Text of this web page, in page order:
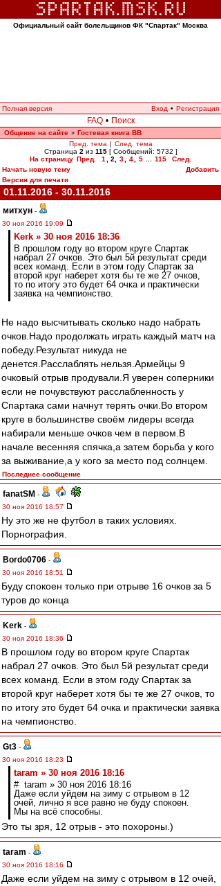
Официальный сайт болельщиков ФК "Спартак" Москва
Полная версия Вход • Регистрация
FAQ • Поиск
Общение на сайте » Гостевая книга ВВ
Пред. тема | След. тема
Страница 2 из 115[ Сообщений: 5732 ]
На страницу Пред. 1 2 3 4 5 115
След.
Начать новую тему
Добавить
Версия для печати
01.11.2016 - 30.11.2016
митхун -
30 ноя 2016 19:09
Kerk » 30 ноя 2016 18:36
В прошлом году во втором круге Спартак
набрал 27 очков. Это был 5й результат среди
всех команд. Если в этом году Спартак за
второй круг наберет хотя бы те же 27 очков,
то по итогу это будет 64 очка и практически
заявка на чемпионство.
Не надо высчитывать сколько надо набрать
очков.Надо продолжать играть каждый матч на
победу.Результат никуда не
денется.Расслаблять нельзя.Армейцы 9
очковый отрыв продували.Я уверен соперники
если не почувствуют расслабленность у
Спартака сами начнут терять очки.Во втором
круге в большинстве своём лидеры всегда
набирали меньше очков чем в первом.В
начале весенняя спячка,а затем борьба у кого
за выживание,а у кого за место под солнцем.
Последнее сообщение
fanatSM -
30 ноя 2016 18:57
Ну это же не футбол в таких условиях.
Порнография.
Bordo0706 -
30 ноя 2016 18:51
Буду спокоен только при отрыве 16 очков за 5
туров до конца
Kerk -
30 ноя 2016 18:36
В прошлом году во втором круге Спартак
набрал 27 очков. Это был 5й результат среди
всех команд. Если в этом году Спартак за
второй круг наберет хотя бы те же 27 очков, то
по итогу это будет 64 очка и практически заявка
на чемпионство.
Gt3 -
30 ноя 2016 18:23
taram » 30 ноя 2016 18:16
# taram » 30 ноя 2016 18:16
Даже если уйдем на зиму с отрывом в 12
очей, лично я все равно не буду спокоен.
Мы на всё способны.
Это ты зря, 12 отрыв - это похороны.)
taram -
30 ноя 2016 18:16
Даже если уйдем на зиму с отрывом в 12 очей,